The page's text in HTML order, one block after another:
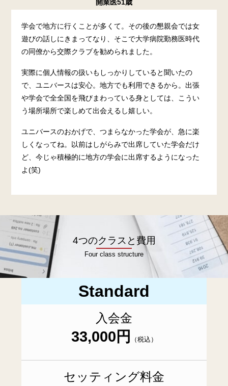
開業医51歳
学会で地方に行くことが多くて。その後の懇親会では女
遊びの話しにきまってなり、そこで大学病院勤務医時代
の同僚から交際クラブを勧められました。
実際に個人情報の扱いもしっかりしていると聞いたの
で、ユニバースは安心。地方でも利用できるから。出張
や学会で全全国を飛びまわっている身としては、こうい
う場所場所で楽しめて出会えるし嬉しい。
ユニバースのおかげで、つまらなかった学会が、急に楽
しくなってね。以前はしがらみで出席していた学会だけ
ど、今じゃ積極的に地方の学会に出席するようになった
よ(笑)
4つのクラスと費用
Four class structure
Standard
入会金
33,000円 （税込）
セッティング料金